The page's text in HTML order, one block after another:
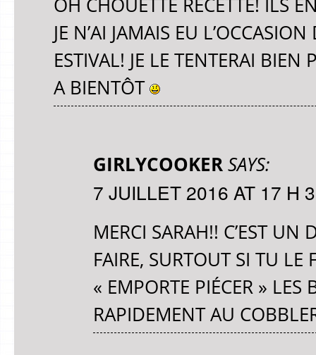
OH CHOUETTE RECETTE! ILS
JE N’AI JAMAIS EU
ESTIVAL! JE LE TENTERAI
A BIENTÔT
GIRLYCOOKERSAYS:
7 JUILLET 2016 AT 17 H
MERCI SARAH!! C’EST UN
FAIRE, SURTOUT SI TU LE
« EMPORTE PIÉCER » LES
RAPIDEMENT AU